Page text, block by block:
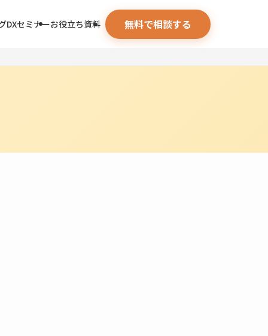
DXセミナーお役立ち資料 無料で相談する